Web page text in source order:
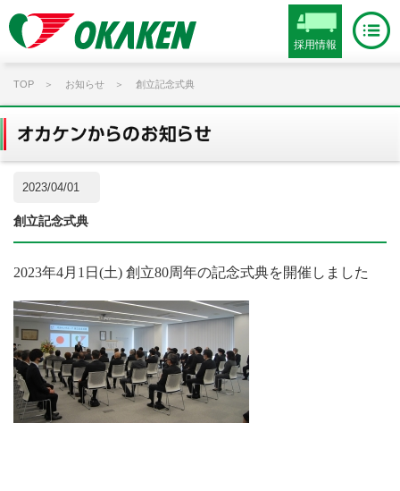
採用情報
TOP お知らせ 創立記念式典
2023/04/01
創立記念式典
2023年4月1日(土) 創立80周年の記念式典を開催しました